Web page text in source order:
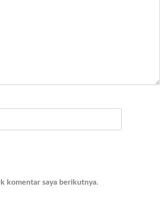
komentar saya berikutnya.